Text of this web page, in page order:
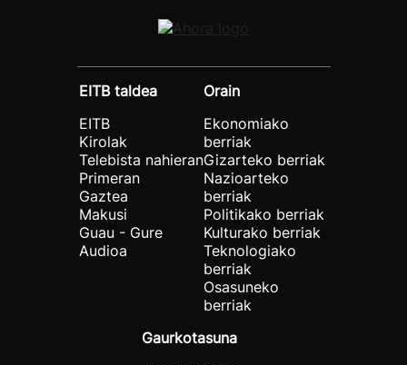
EITB taldea
EITB
Kirolak
Telebista nahieran
Primeran
Gaztea
Makusi
Guau - Gure
Audioa
Orain
Ekonomiako
berriak
Gizarteko berriak
Nazioarteko
berriak
Politikako berriak
Kulturako berriak
Teknologiako
berriak
Osasuneko
berriak
Gaurkotasuna